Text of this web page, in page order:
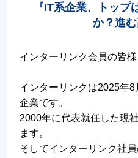
『IT系企業、トップ
か？進む
インターリンク会員の皆様
インターリンクは2025年
企業です。
2000年に代表就任した現
ます。
そしてインターリンク社